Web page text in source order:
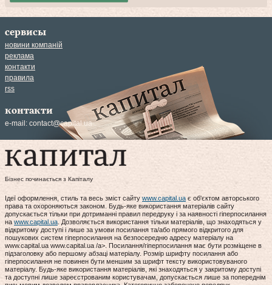
сервисы
новини компаній
реклама
контакти
правила
rss
контакти
e-mail: contact@capital.ua
Бізнес починається з Капіталу
Ідеї оформлення, стиль та весь зміст сайту www.capital.ua є об'єктом авторського
права та охороняються законом. Будь-яке використання матеріалів сайту
допускається тільки при дотриманні правил передруку і за наявності гіперпосилання
наwww.capital.ua. Дозволяється використання тільки матеріалів, що знаходяться у
відкритому доступі і лише за умови посилання та/або прямого відкритого для
пошукових систем гіперпосилання на безпосередню адресу матеріалу на
www.capital.ua www.capital.ua /a>. Посилання/гіперпосилання має бути розміщене в
підзаголовку або першому абзаці матеріалу. Розмір шрифту посилання або
гіперпосилання не повинен бути меншим за шрифт тексту використовуваного
матеріалу. Будь-яке використання матеріалів, які знаходяться у закритому доступі
та доступні лише зареєстрованим користувачам, допускається лише за попереднім